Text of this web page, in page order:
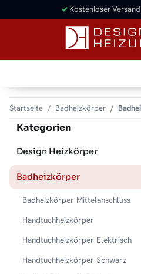
✓ Kostenloser
Startseite Badheizkörper
Kategorien
Design Heizkörper
Badheizkörper
Badheizkörper Mittelanschluss
Handtuchheizkörper
Handtuchheizkörper Elektrisch
Handtuchheizkörper Schwarz